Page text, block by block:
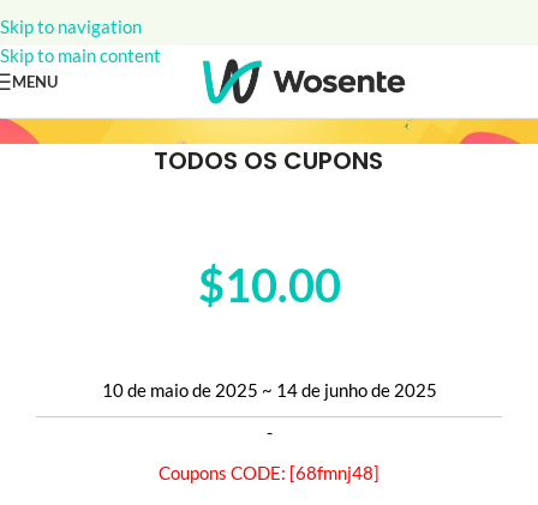
Skip to navigation
Skip to main content
MENU
TODOS OS CUPONS
$10.00
Encomenda mais de $300
10 de maio de 2025 ~ 14 de junho de 2025
-
Coupons CODE: [68fmnj48]